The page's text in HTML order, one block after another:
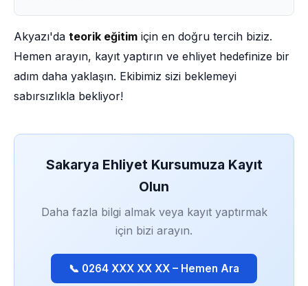
Akyazı'da teorik eğitim için en doğru tercih biziz.
Hemen arayın, kayıt yaptırın ve ehliyet hedefinize bir
adım daha yaklaşın. Ekibimiz sizi beklemeyi
sabırsızlıkla bekliyor!
Sakarya Ehliyet Kursumuza Kayıt
Olun
Daha fazla bilgi almak veya kayıt yaptırmak
için bizi arayın.
📞 0264 XXX XX XX – Hemen Ara